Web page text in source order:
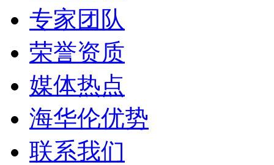
专家团队
荣誉资质
媒体热点
海华伦优势
联系我们